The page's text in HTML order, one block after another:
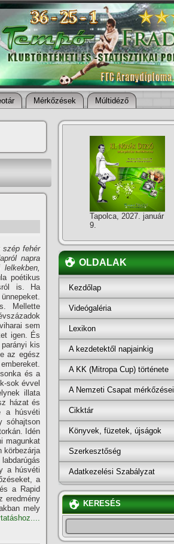
Mérkőzések Múltidéző
szép fehér
napra
poétikus
is. Ha
Mellette
sem
igen. És
kis
az egész
és a
sok évvel
illata
házat és
a húsvéti
sóhajtson
Idén
magunkat
körbezárja
a húsvéti
a
a Rapid
eredmény
mely
Tapolca, 2027. január
9.
OLDALAK
Kezdőlap
Videógaléria
Lexikon
A kezdetektől napjainkig
A KK (Mitropa Cup) története
A Nemzeti Csapat mérkőzései
Cikktár
Könyvek, füzetek, újságok
Szerkesztőség
Adatkezelési Szabályzat
KERESÉS